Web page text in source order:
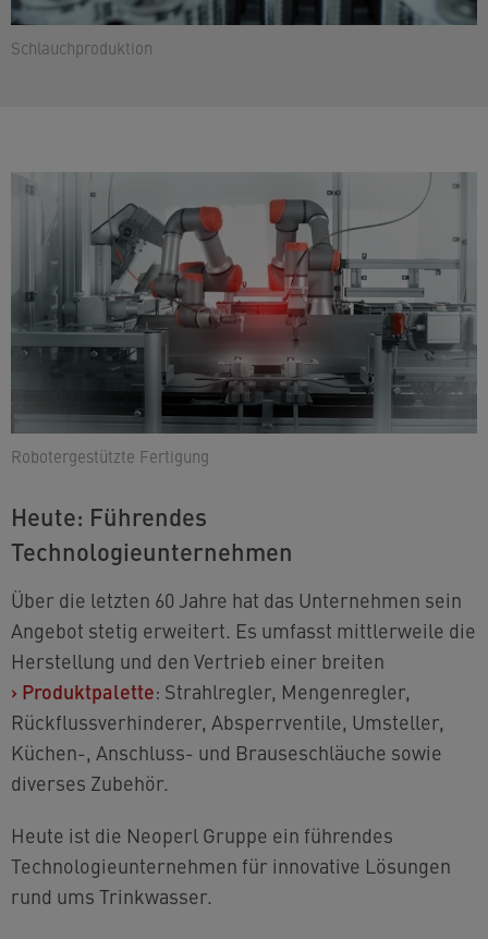
Schlauchproduktion
Robotergestützte Fertigung
Heute: Führendes
Technologieunternehmen
Über die letzten 60 Jahre hat das Unternehmen sein
Angebot stetig erweitert. Es umfasst mittlerweile die
Herstellung und den Vertrieb einer breiten
› Produktpalette: Strahlregler, Mengenregler,
Rückflussverhinderer, Absperrventile, Umsteller,
Küchen-, Anschluss- und Brauseschläuche sowie
diverses Zubehör.
Heute ist die Neoperl Gruppe ein führendes
Technologieunternehmen für innovative Lösungen
rund ums Trinkwasser.